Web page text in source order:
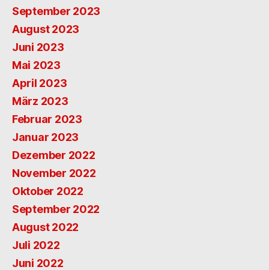
September 2023
August 2023
Juni 2023
Mai 2023
April 2023
März 2023
Februar 2023
Januar 2023
Dezember 2022
November 2022
Oktober 2022
September 2022
August 2022
Juli 2022
Juni 2022